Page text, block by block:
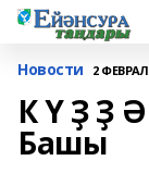
Новости 2
К Ү Ҙ Ҙ
Башы